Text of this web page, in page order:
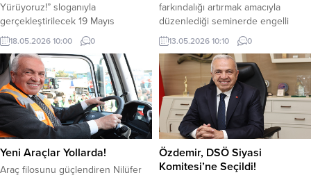
Yürüyoruz!” sloganıyla
gerçekleştirilecek 19 Mayıs
kutlamaları, Cumhuriyet
Meydanı’ndaki resmi törenle
başlayacak. Atatürk’ün Samsun’a
çıktığı 1919 yılının simgesi olan saat
19.19’daki kortej yürüyüşünün
ardından sahne alacak “Adamlar”
konseriyle, Nilüfer’de tüm kent, tek
yürek olacak. Cumhuriyet’in
temellerinin atıldığı 19 Mayıs, bu yıl
da Nilüfer’de hem anma hem
18.05.2026 10:00 0
farkındalığı artırmak amacıyla
düzenlediği seminerde engelli
bireylerin yaşadığı sorunların asıl
kaynağının fiziksel durumları değil,
toplumdaki eksik düzenlemeler ve
“erişilebilirlik” olduğu vurgulandı.
Nilüfer Belediyesi, 10-16 Mayıs
Engelliler Haftası’nda toplumsal
farkındalık semineri düzenledi.
Nilüfer Belediyesi Ceyhun İrgil
Sağlık Müzesi’ndeki “Engelli mi,
Engellenen mi?” başlıklı seminerde,
13.05.2026 10:10 0
Yeni Araçlar Yollarda!
Araç filosunu güçlendiren Nilüfer
Özdemir, DSÖ Siyasi
Komitesi’ne Seçildi!